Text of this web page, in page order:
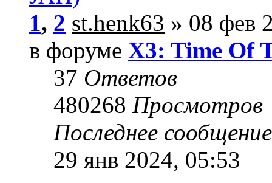
1, 2 st.henk63 » 08 фев
в форуме X3: Time Of
37 Ответов
480268 Просмотров
Последнее
29 янв 2024, 05:53